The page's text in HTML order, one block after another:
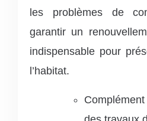
les problèmes de
garantir un
indispensable pour
l’habitat.